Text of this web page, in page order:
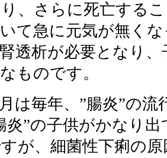
、さらに死亡する
て急に元気が無く
透析が必要となり
ものです。
は毎年、”腸炎”の流
炎”の子供がかなり
が、細菌性下痢の